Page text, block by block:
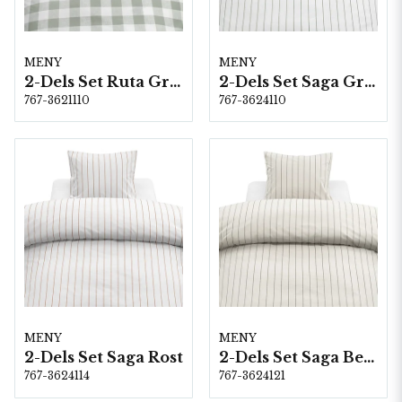
MENY
2-Dels Set Ruta Grön
767-3621110
MENY
2-Dels Set Saga Grön
767-3624110
MENY
2-Dels Set Saga Rost
767-3624114
MENY
2-Dels Set Saga Beige
767-3624121